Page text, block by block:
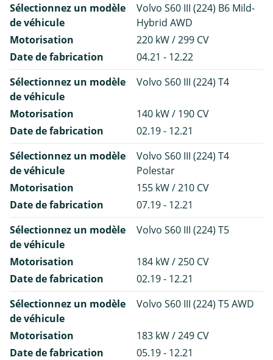
Sélectionnez un modèle
de véhicule
Volvo S60 III (224) B6 Mild-
Hybrid AWD
Motorisation
220 kW / 299 CV
Date de fabrication
04.21 - 12.22
Sélectionnez un modèle
de véhicule
Volvo S60 III (224) T4
Motorisation
140 kW / 190 CV
Date de fabrication
02.19 - 12.21
Sélectionnez un modèle
de véhicule
Volvo S60 III (224) T4
Polestar
Motorisation
155 kW / 210 CV
Date de fabrication
07.19 - 12.21
Sélectionnez un modèle
de véhicule
Volvo S60 III (224) T5
Motorisation
184 kW / 250 CV
Date de fabrication
02.19 - 12.21
Sélectionnez un modèle
de véhicule
Volvo S60 III (224) T5 AWD
Motorisation
183 kW / 249 CV
Date de fabrication
05.19 - 12.21